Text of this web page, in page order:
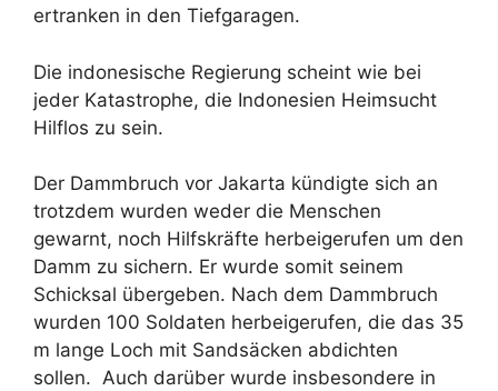
ertranken in den Tiefgaragen.
Die indonesische Regierung scheint wie bei
jeder Katastrophe, die Indonesien Heimsucht
Hilflos zu sein.
Der Dammbruch vor Jakarta kündigte sich an
trotzdem wurden weder die Menschen
gewarnt, noch Hilfskräfte herbeigerufen um den
Damm zu sichern. Er wurde somit seinem
Schicksal übergeben. Nach dem Dammbruch
wurden 100 Soldaten herbeigerufen, die das 35
m lange Loch mit Sandsäcken abdichten
sollen. Auch darüber wurde insbesondere in